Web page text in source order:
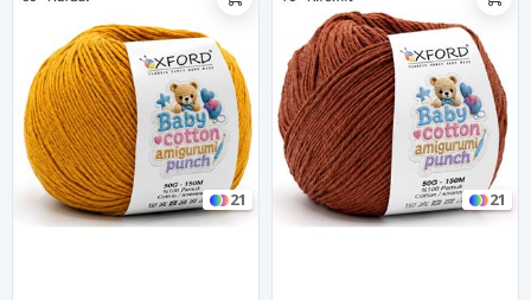
21 21